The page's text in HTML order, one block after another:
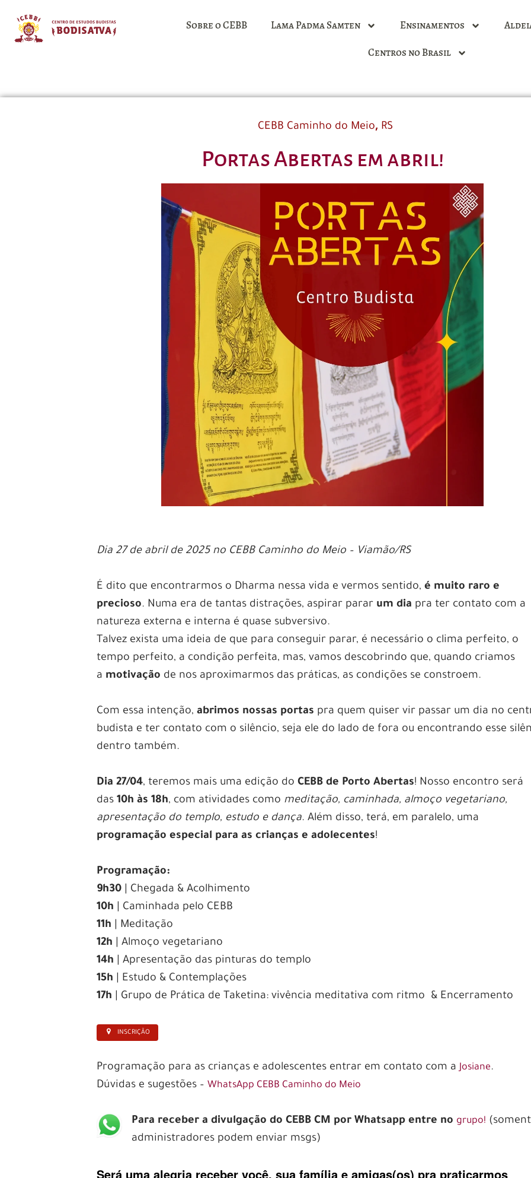
Sobre o CEBB Lama Padma Samten Ensinamentos
Centros no Brasil
CEBB Caminho do Meio, RS
Portas Abertas em abril!
Dia 27 de abril de 2025 no CEBB Caminho do Meio – Viamão/RS
É dito que encontrarmos o Dharma nessa vida e vermos sentido,é muito raro e
precioso. Numa era de tantas distrações, aspirar parar um dia pra ter contato com a
natureza externa e interna é quase subversivo.
Talvez exista uma ideia de que para conseguir parar, é necessário o clima perfeito, o
tempo perfeito, a condição perfeita, mas, vamos descobrindo que, quando criamos
a motivação de nos aproximarmos das práticas, as condições se constroem.
Com essa intenção, abrimos nossas portas pra quem quiser vir passar um dia no
budista e ter contato com o silêncio, seja ele do lado de fora ou encontrando esse
dentro também.
Dia 27/04, teremos mais uma edição doCEBB de Porto Abertas! Nosso encontro será
das10h às 18h, com atividades como meditação, caminhada, almoço vegetariano,
apresentação do templo, estudo e dança. Além disso, terá, em paralelo, uma
programação especial para as crianças e adolecentes!
Programação:
9h30 | Chegada & Acolhimento
10h | Caminhada pelo CEBB
11h | Meditação
12h | Almoço vegetariano
14h | Apresentação das pinturas do templo
15h | Estudo & Contemplações
17h | Grupo de Prática de Taketina: vivência meditativa com ritmo & Encerramento
INSCRIÇÃO
Programação para as crianças e adolescentes entrar em contato com aJosiane.
Dúvidas e sugestões –WhatsApp CEBB Caminho do Meio
Para receber a divulgação do CEBB CM por Whatsapp entre no grupo!
administradores podem enviar msgs)
Será uma alegria receber você, sua família e amigas(os) pra praticarmos